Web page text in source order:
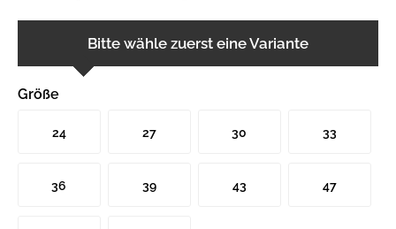
Bitte wähle zuerst eine Variante
Größe
24 27 30 33
36 39 43 47